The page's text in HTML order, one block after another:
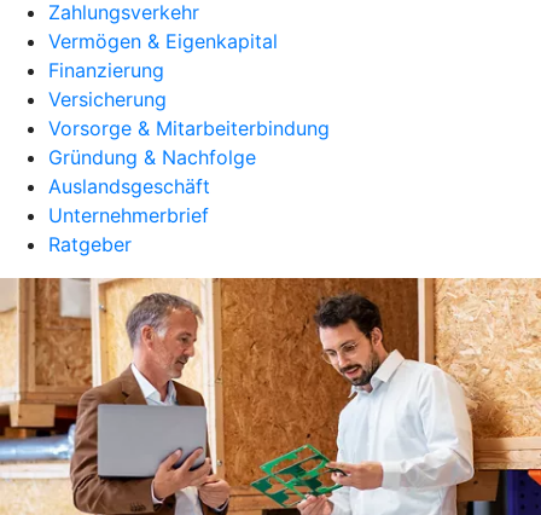
Zahlungsverkehr
Vermögen & Eigenkapital
Finanzierung
Versicherung
Vorsorge & Mitarbeiterbindung
Gründung & Nachfolge
Auslandsgeschäft
Unternehmerbrief
Ratgeber